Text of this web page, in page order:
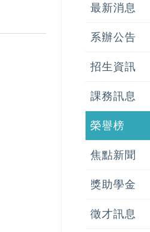
最新消息
系辦公告
招生資訊
課務訊息
榮譽榜
焦點新聞
獎助學金
徵才訊息